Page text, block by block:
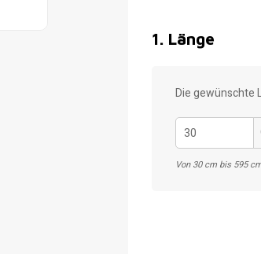
1. Länge
Die gewünschte
Von 30 cm bis 595